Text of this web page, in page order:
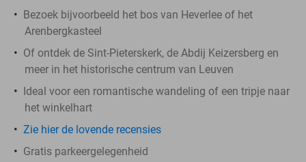
Bezoek bijvoorbeeld het bos van Heverlee of het
Arenbergkasteel
Of ontdek de Sint-Pieterskerk, de Abdij Keizersberg en
meer in het historische centrum van Leuven
Ideal voor een romantische wandeling of een tripje naar
het winkelhart
Zie hier de lovende recensies
Gratis parkeergelegenheid